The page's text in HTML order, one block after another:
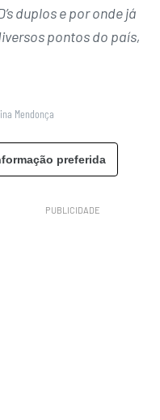
duplos e por onde já
pontos do país,
Mendonça
preferida